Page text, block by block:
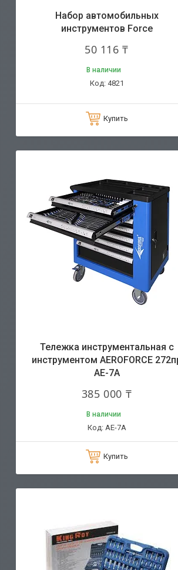
Набор автомобильных
инструментов Force
50 116 ₸
В наличии
4821
Купить
Тележка инструментальная с
инструментом AEROFORCE
AE-7А
385 000 ₸
В наличии
AE-7А
Купить